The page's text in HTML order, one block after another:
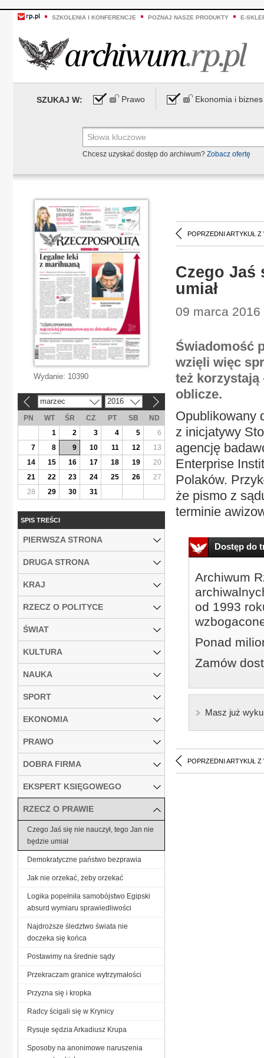
SZKOLENIA I KONFERENCJE POZNAJ NASZE PRODUKTY E-
SZUKAJ W: Prawo Ekonomia i biznes
Chcesz uzyskać dostęp do archiwum? Zobacz ofertę
POPRZEDNI ARTYKUŁ Z
Czego Jaś
umiał
09 marca
Świadomość
wzięli więc
też korzystają
oblicze.
Opublikowany
z inicjatywy
agencję
Enterprise
Polaków.
że pismo z
terminie
Dostęp do
Archiwum
od 1993
Ponad
Zamów
Masz już
POPRZEDNI ARTYKUŁ Z
Wydanie: 10390
marzec 2016
PN WT ŚR CZ PT SB
ND
1
2 3 4 5
6
7
8 9 10 11 12
13
14
15 16 17 18 19
20
21
22 23 24 25 26
27
28
29 30 31
SPIS TREŚCI
PIERWSZA STRONA
DRUGA STRONA
KRAJ
RZECZ O POLITYCE
ŚWIAT
KULTURA
NAUKA
SPORT
EKONOMIA
PRAWO
DOBRA FIRMA
EKSPERT KSIĘGOWEGO
RZECZ O PRAWIE
Czego Jaś się nie nauczył, tego Jan nie
będzie umiał
Demokratyczne państwo bezprawia
Jak nie orzekać, żeby orzekać
Logika popełniła samobójstwo Egipski
absurd wymiaru sprawiedliwości
Najdroższe śledztwo świata nie
doczeka się końca
Postawimy na średnie sądy
Przekraczam granice wytrzymałości
Przyzna się i kropka
Radcy ścigali się w Krynicy
Rysuje sędzia Arkadiusz Krupa
Sposoby na anonimowe naruszenia